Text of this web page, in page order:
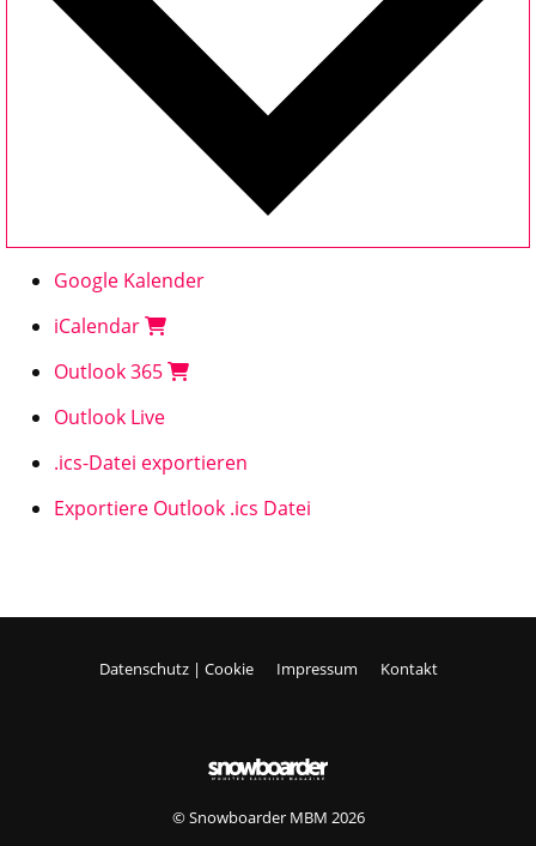
Google Kalender
iCalendar
Outlook 365
Outlook Live
.ics-Datei exportieren
Exportiere Outlook .ics Datei
Datenschutz | Cookie Impressum Kontakt
© Snowboarder MBM 2026